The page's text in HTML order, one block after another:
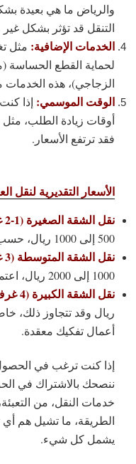
والرياض ما هي بعيدة
التنقل قد تؤثر بشكل غير
الخدمات الإضافية: مثل
لحماية القطع الحساسة
الزجاجي)، هذه الخدمات
الوقت الموسمي: إذا
أوقات زيادة الطلب، مثل
فقد ترتفع الأسعار.
الأسعار التقديرية
نقل الشقة الصغيرة (1-2 غرفة):
500 إلى 1000 ريال، حسب عدد القطع والخدمات المطلوبة.
نقل الشقة المتوسطة (3 غرف):
1000 إلى 2000 ريال، اعتمادًا على حجم الأثاث وعدد العمالة.
نقل الشقة الكبيرة (4 غرف وما فوق):
ريال وقد تتجاوز ذلك،
أعمال تفكيك معقدة.
إذا كنت ترغب في
ننصحك بالاشتراك في
خدمات النقل، من
الطريقة، ما تشيل هم أي
يشمل كل شيء.